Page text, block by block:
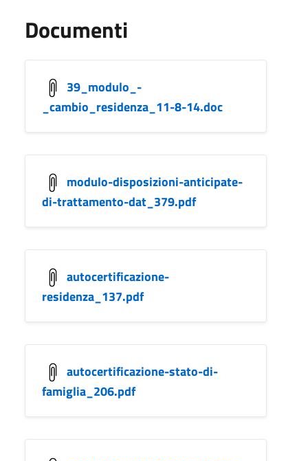
Documenti
39_modulo_-
_cambio_residenza_11-8-14.doc
modulo-disposizioni-anticipate-
di-trattamento-dat_379.pdf
autocertificazione-
residenza_137.pdf
autocertificazione-stato-di-
famiglia_206.pdf